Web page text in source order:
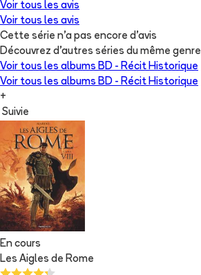
Voir tous les avis
Voir tous les avis
Cette série n'a pas encore d'avis
Découvrez d'autres séries du même genre
Voir tous les albums BD - Récit Historique
Voir tous les albums BD - Récit Historique
+
Suivie
En cours
Les Aigles de Rome